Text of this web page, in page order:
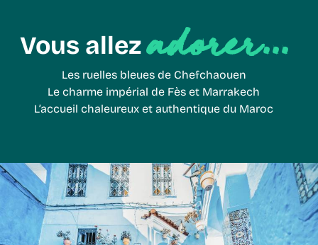
Vous allezadorer...
Les ruelles bleues de Chefchaouen
Le charme impérial de Fès et Marrakech
L’accueil chaleureux et authentique du Maroc